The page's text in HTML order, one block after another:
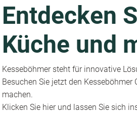
Entdecken
Küche und
Kesseböhmer steht für innovative
Besuchen Sie jetzt den
machen.
Klicken Sie hier und lassen Sie sich